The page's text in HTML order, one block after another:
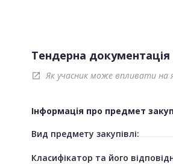
Тендерна документація
open_in_new Як учасник може впливати на
Інформація про предмет
Вид предмету закупівлі:
Класифікатор та його